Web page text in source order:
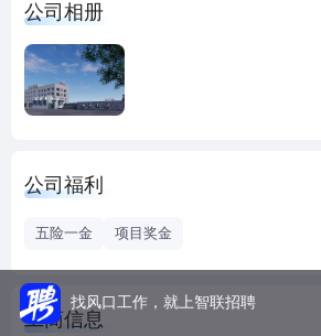
产品广泛地应用于中重型卡车、环卫车
用车。市场客户有一汽解放、上汽红岩
汽、 济南重卡、陕汽商用车等国内知名
获“优秀供应商”、“战略供应商”等荣誉称
（LNG）气瓶生产线，生产效率国内第
液化天然气LNG供气系统模块产品的智
年-2020年公司连续三年市场占有率保持
公司相册
公司福利
五险一金 项目奖金
工商信息
找风口工作，就上智联招聘